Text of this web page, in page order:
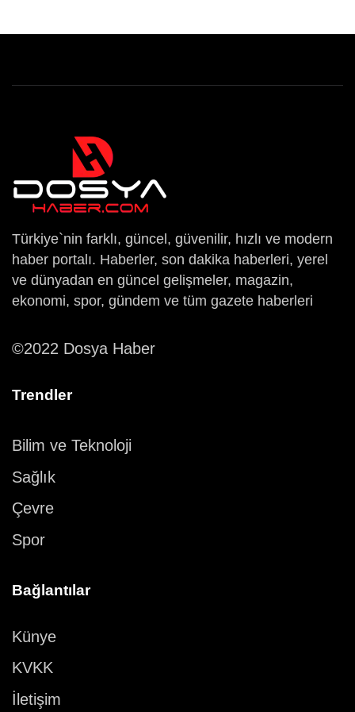
Türkiye`nin farklı, güncel, güvenilir, hızlı ve modern
haber portalı. Haberler, son dakika haberleri, yerel
ve dünyadan en güncel gelişmeler, magazin,
ekonomi, spor, gündem ve tüm gazete haberleri
©2022 Dosya Haber
Trendler
Bilim ve Teknoloji
Sağlık
Çevre
Spor
Bağlantılar
Künye
KVKK
İletişim